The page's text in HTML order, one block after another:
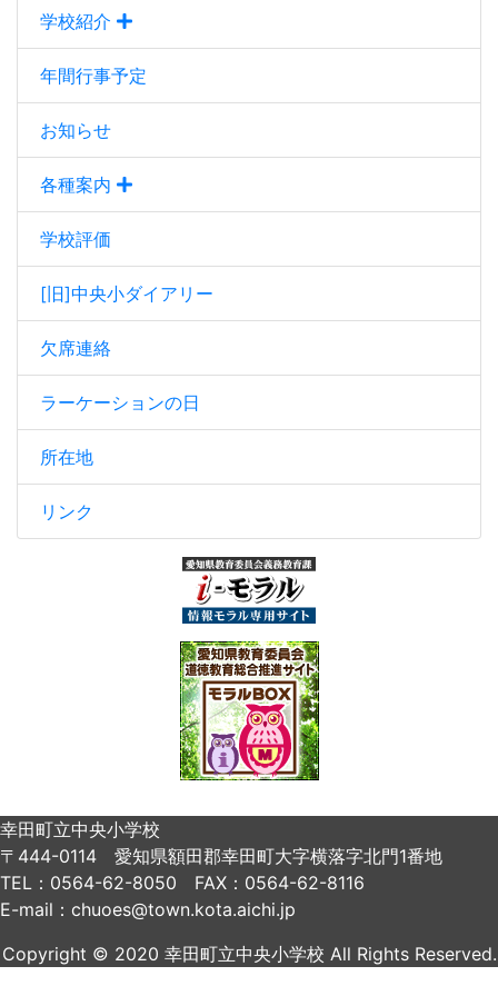
学校紹介
年間行事予定
お知らせ
各種案内
学校評価
[旧]中央小ダイアリー
欠席連絡
ラーケーションの日
所在地
リンク
幸田町立中央小学校
〒444-0114 愛知県額田郡幸田町大字横落字北門1番地
TEL：0564-62-8050 FAX：0564-62-8116
E-mail：chuoes@town.kota.aichi.jp
Copyright © 2020 幸田町立中央小学校 All Rights Reserved.